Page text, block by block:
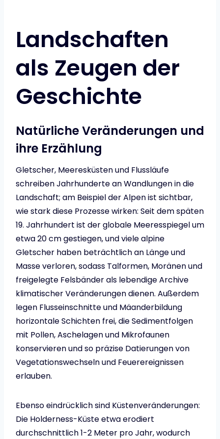
Landschaften
als Zeugen der
Geschichte
Natürliche Veränderungen und
ihre Erzählung
Gletscher, Meeresküsten und Flussläufe
schreiben Jahrhunderte an Wandlungen in die
Landschaft; am Beispiel der Alpen ist sichtbar,
wie stark diese Prozesse wirken: Seit dem späten
19. Jahrhundert ist der globale Meeresspiegel um
etwa 20 cm gestiegen, und viele alpine
Gletscher haben beträchtlich an Länge und
Masse verloren, sodass Talformen, Moränen und
freigelegte Felsbänder als lebendige Archive
klimatischer Veränderungen dienen. Außerdem
legen Flusseinschnitte und Mäanderbildung
horizontale Schichten frei, die Sedimentfolgen
mit Pollen, Aschelagen und Mikrofaunen
konservieren und so präzise Datierungen von
Vegetationswechseln und Feuerereignissen
erlauben.
Ebenso eindrücklich sind Küstenveränderungen:
Die Holderness-Küste etwa erodiert
durchschnittlich 1-2 Meter pro Jahr, wodurch